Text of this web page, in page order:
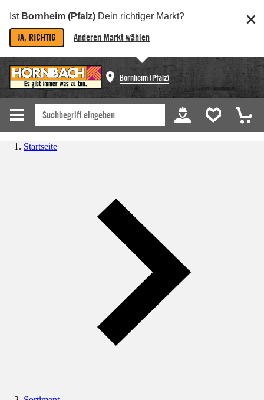
Ist Bornheim (Pfalz) Dein richtiger Markt?
JA, RICHTIG Anderen Markt wählen
Bornheim (Pfalz)
Startseite